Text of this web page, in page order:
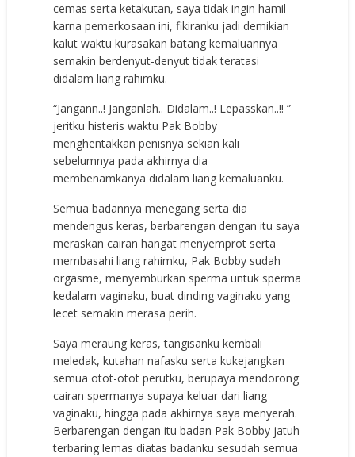
cemas serta ketakutan, saya tidak ingin hamil
karna pemerkosaan ini, fikiranku jadi demikian
kalut waktu kurasakan batang kemaluannya
semakin berdenyut-denyut tidak teratasi
didalam liang rahimku.
“Jangann..! Janganlah.. Didalam..! Lepasskan..!! ”
jeritku histeris waktu Pak Bobby
menghentakkan penisnya sekian kali
sebelumnya pada akhirnya dia
membenamkanya didalam liang kemaluanku.
Semua badannya menegang serta dia
mendengus keras, berbarengan dengan itu saya
meraskan cairan hangat menyemprot serta
membasahi liang rahimku, Pak Bobby sudah
orgasme, menyemburkan sperma untuk sperma
kedalam vaginaku, buat dinding vaginaku yang
lecet semakin merasa perih.
Saya meraung keras, tangisanku kembali
meledak, kutahan nafasku serta kukejangkan
semua otot-otot perutku, berupaya mendorong
cairan spermanya supaya keluar dari liang
vaginaku, hingga pada akhirnya saya menyerah.
Berbarengan dengan itu badan Pak Bobby jatuh
terbaring lemas diatas badanku sesudah semua